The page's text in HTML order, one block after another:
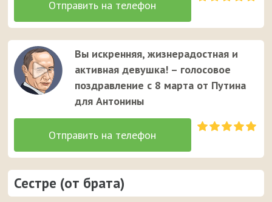
Вы искренняя, жизнерадостная и
активная девушка! – голосовое
поздравление с 8 марта от Путина
для Антонины
Сестре (от брата)